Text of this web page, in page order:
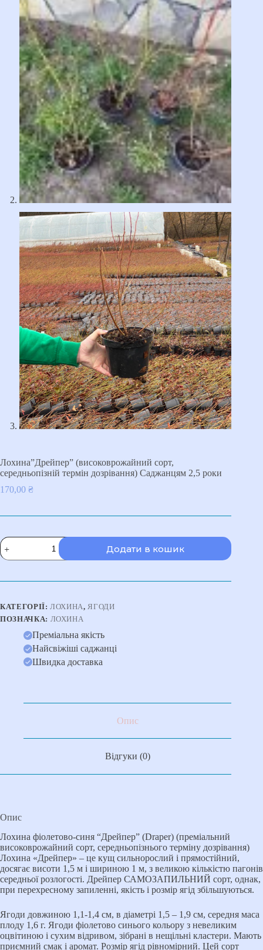
Лохина”Дрейпер” (високоврожайний сорт,
середньопізній термін дозрівання) Саджанцям 2,5 роки
170,00 ₴
Лохина"Дрейпер"
(високоврожайний
сорт,
термін
Саджанцям
2,5
роки
кількість
Додати в кошик
КАТЕГОРІЇ:ЛОХИНА,ЯГОДИ
ПОЗНАЧКА: ЛОХИНА
Преміальна якість
Найсвіжіші саджанці
Швидка доставка
Опис
Відгуки (0)
Опис
Лохина фіолетово-синя “Дрейпер” (Draper) (преміальний
високоврожайний сорт, середньопізнього терміну дозрівання)
Лохина «Дрейпер» – це кущ сильнорослий і прямостійний,
досягає висоти 1,5 м і шириною 1 м, з великою кількістю пагонів
середньої розлогості. Дрейпер САМОЗАПИЛЬНИЙ сорт, однак,
при перехресному запиленні, якість і розмір ягід збільшуються.
Ягоди довжиною 1,1-1,4 см, в діаметрі 1,5 – 1,9 см, середня маса
плоду 1,6 г. Ягоди фіолетово синього кольору з невеликим
оцвітиною і сухим відривом, зібрані в нещільні кластери. Мають
приємний смак і аромат. Розмір ягід рівномірний. Цей сорт